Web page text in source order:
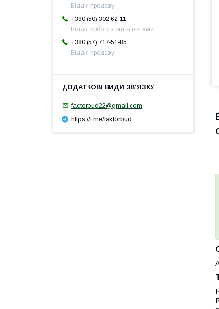
Відділ продажу
+380 (50) 302-62-11
Відділ роботи з опт клієнтами
+380 (57) 717-51-85
Відділ продажу
factorbud22@gmail.com
https://t.me/faktorbud